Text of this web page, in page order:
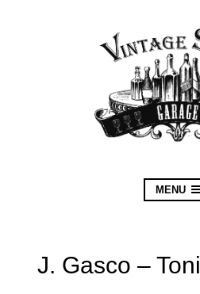
MENU
J. Gasco –